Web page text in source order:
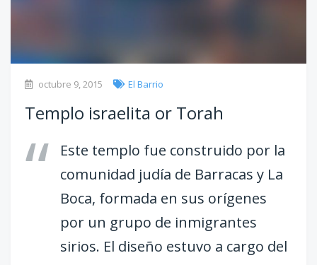
octubre 9, 2015 El Barrio
Templo israelita or Torah
Este templo fue construido por la
comunidad judía de Barracas y La
Boca, formada en sus orígenes
por un grupo de inmigrantes
sirios. El diseño estuvo a cargo del